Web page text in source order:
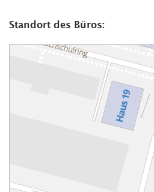
Standort des Büros: